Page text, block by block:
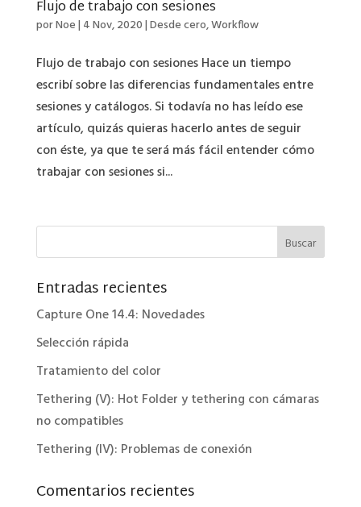
Flujo de trabajo con sesiones
porNoe| 4 Nov, 2020|Desde cero,Workflow
Flujo de trabajo con sesiones Hace un tiempo
escribí sobre las diferencias fundamentales entre
sesiones y catálogos. Si todavía no has leído ese
artículo, quizás quieras hacerlo antes de seguir
con éste, ya que te será más fácil entender cómo
trabajar con sesiones si...
Entradas recientes
Capture One 14.4: Novedades
Selección rápida
Tratamiento del color
Tethering (V): Hot Folder y tethering con cámaras
no compatibles
Tethering (IV): Problemas de conexión
Comentarios recientes